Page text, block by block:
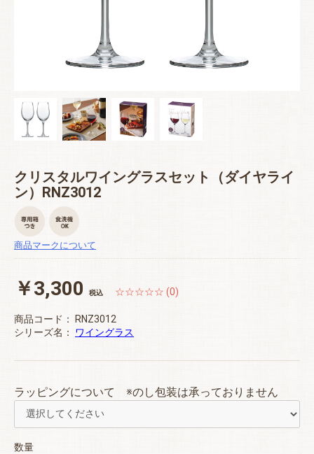
クリスタルワイングラスセット（ダイヤライ
ン）RNZ3012
商品マークについて
￥3,300 税込 ☆☆☆☆☆ (0)
商品コード：
RNZ3012
シリーズ名： ワイングラス
ラッピングについて ※のし包装は承っておりません
数量